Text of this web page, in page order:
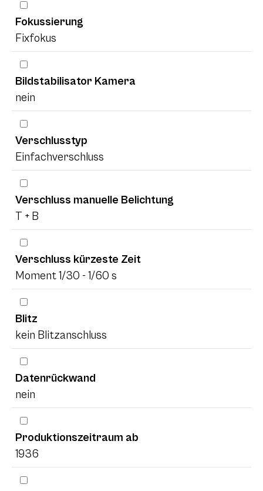
Fokussierung
Fixfokus
Bildstabilisator Kamera
nein
Verschlusstyp
Einfachverschluss
Verschluss manuelle Belichtung
T + B
Verschluss kürzeste Zeit
Moment 1/30 - 1/60 s
Blitz
kein Blitzanschluss
Datenrückwand
nein
Produktionszeitraum ab
1936